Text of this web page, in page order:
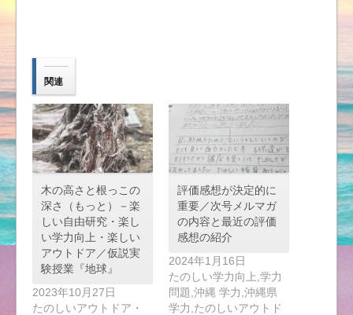
関連
木の高さと根っこの
深さ（もっと）－楽
しい自由研究・楽し
い学力向上・楽しい
アウトドア／仮説実
験授業『地球』
2023年10月27日
たのしいアウトドア・
評価感想が決定的に
重要／次号メルマガ
の内容と最近の評価
感想の紹介
2024年1月16日
たのしい学力向上,学力
問題,沖縄 学力,沖縄県
学力,たのしいアウトド